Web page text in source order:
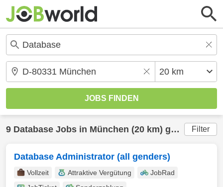
9 Database Jobs in München (20 km) gefunden Filter
Database Administrator (all genders)
Vollzeit Attraktive Vergütung
JobRad